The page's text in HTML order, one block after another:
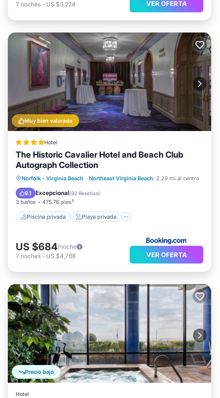
7 noches - US $3,224 VER OFERTA
Muy bien valorado
Hotel
The Historic Cavalier Hotel and Beach Club
Autograph Collection
Norfolk - Virginia Beach · Northeast Virginia Beach 2.29 mi al centro
9.1 Excepcional(92 Reseñas)
3 baños 475.76 pies²
Piscina privada Playa privada
Piscina privada
Playa privada
Frente al mar
US $684/noche
7 noches - US $4,788 VER OFERTA
Precio bajó
Hotel